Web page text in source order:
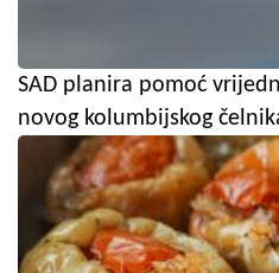
SAD planira pomoć
novog kolumbijskog